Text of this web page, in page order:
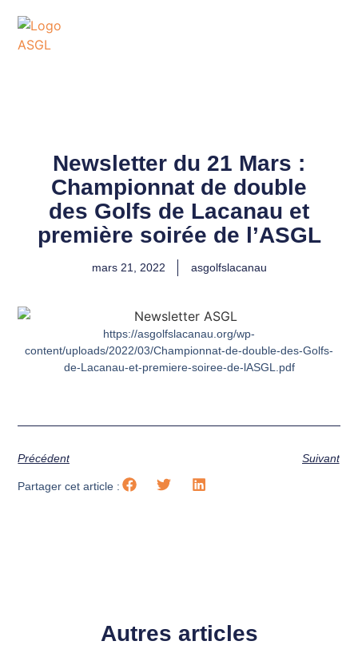
Newsletter du 21 Mars :
Championnat de double
des Golfs de Lacanau et
première soirée de l’ASGL
mars 21, 2022 asgolfslacanau
https://asgolfslacanau.org/wp-
content/uploads/2022/03/Championnat-de-double-des-Golfs-
de-Lacanau-et-premiere-soiree-de-lASGL.pdf
Précédent Suivant
Partager cet article :
Autres articles